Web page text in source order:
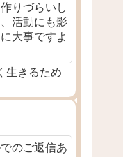
りづらいし
活動にも影
大事ですよ
生きるため
のご返信あ